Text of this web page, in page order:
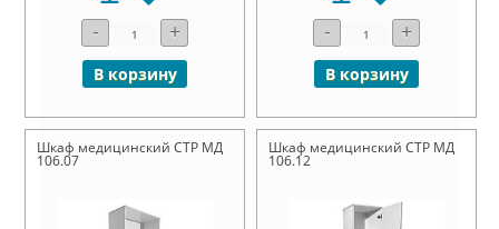
- +
В корзину
- +
В корзину
Шкаф медицинский СТР МД
106.07
Шкаф медицинский СТР МД
106.12